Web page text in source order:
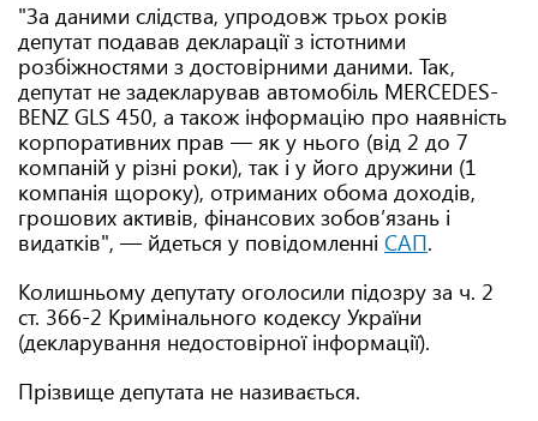
"За даними слідства, упродовж трьох років
депутат подавав декларації з істотними
розбіжностями з достовірними даними. Так,
депутат не задекларував автомобіль MERCEDES-
BENZ GLS 450, а також інформацію про наявність
корпоративних прав — як у нього (від 2 до 7
компаній у різні роки), так і у його дружини (1
компанія щороку), отриманих обома доходів,
грошових активів, фінансових зобов’язань і
видатків", — йдеться у повідомленні САП.
Колишньому депутату оголосили підозру за ч. 2
ст. 366-2 Кримінального кодексу України
(декларування недостовірної інформації).
Прізвище депутата не називається.